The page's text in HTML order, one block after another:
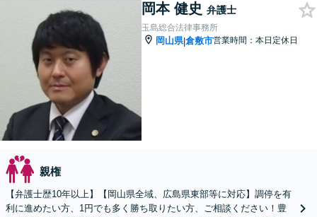
岡本 健史 弁護士
玉島総合法律事務所
岡山県|倉敷市営業時間：本日定休日
親権
【弁護士歴10年以上】【岡山県全域、広島県東部等に対応】調停を有
利に進めたい方、1円でも多く勝ち取りたい方、ご相談ください！豊